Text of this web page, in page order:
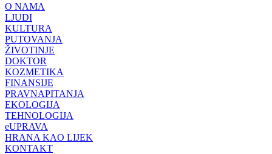
O NAMA
LJUDI
KULTURA
PUTOVANJA
ŽIVOTINJE
DOKTOR
KOZMETIKA
FINANSIJE
PRAVNAPITANJA
EKOLOGIJA
TEHNOLOGIJA
eUPRAVA
HRANA KAO LIJEK
KONTAKT